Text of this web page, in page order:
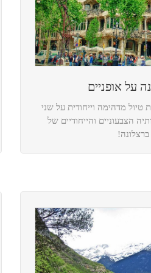
על אופניים
טיול מדהימה וייחודית על שני
הצבעוניים והייחודיים של
ברצלונה!